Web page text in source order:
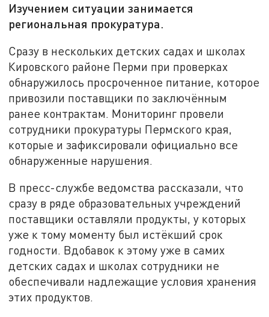
Изучением ситуации занимается
региональная прокуратура.
Сразу в нескольких детских садах и школах
Кировского районе Перми при проверках
обнаружилось просроченное питание, которое
привозили поставщики по заключённым
ранее контрактам. Мониторинг провели
сотрудники прокуратуры Пермского края,
которые и зафиксировали официально все
обнаруженные нарушения.
В пресс-службе ведомства рассказали, что
сразу в ряде образовательных учреждений
поставщики оставляли продукты, у которых
уже к тому моменту был истёкший срок
годности. Вдобавок к этому уже в самих
детских садах и школах сотрудники не
обеспечивали надлежащие условия хранения
этих продуктов.